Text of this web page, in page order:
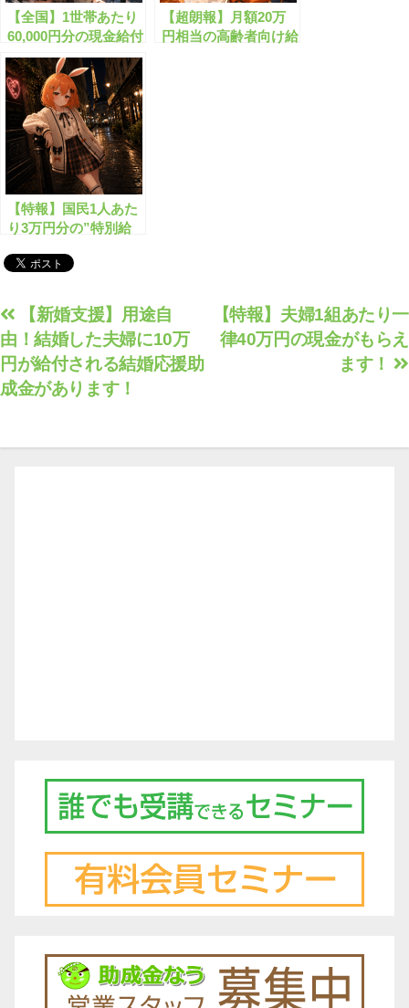
【全国】1世帯あたり
60,000円分の現金給付
がついにスタート！
【超朗報】月額20万
円相当の高齢者向け給
【特報】国民1人あた
り3万円分の”特別給
投
稿
ナ
ビ
【特報】夫婦1組あたり一
律40万円の現金がもらえ
ます！
【新婚支援】用途自
由！結婚した夫婦に10万
円が給付される結婚応援助
成金があります！